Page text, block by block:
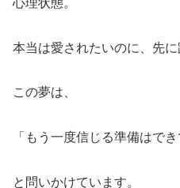
本当は愛されたいのに、先に
この夢は、
「もう一度信じる準備はでき
と問いかけています。